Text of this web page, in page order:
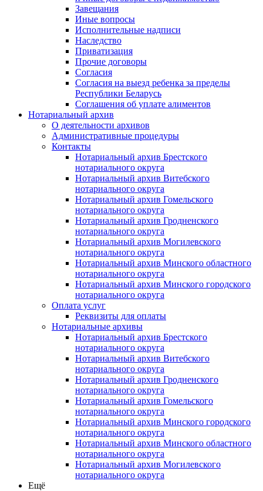
Завещания
Иные вопросы
Исполнительные надписи
Наследство
Приватизация
Прочие договоры
Согласия
Согласия на выезд ребенка за пределы
Республики Беларусь
Соглашения об уплате алиментов
Нотариальный архив
О деятельности архивов
Административные процедуры
Контакты
Нотариальный архив Брестского
нотариального округа
Нотариальный архив Витебского
нотариального округа
Нотариальный архив Гомельского
нотариального округа
Нотариальный архив Гродненского
нотариального округа
Нотариальный архив Могилевского
нотариального округа
Нотариальный архив Минского областного
нотариального округа
Нотариальный архив Минского городского
нотариального округа
Оплата услуг
Реквизиты для оплаты
Нотариальные архивы
Нотариальный архив Брестского
нотариального округа
Нотариальный архив Витебского
нотариального округа
Нотариальный архив Гродненского
нотариального округа
Нотариальный архив Гомельского
нотариального округа
Нотариальный архив Минского городского
нотариального округа
Нотариальный архив Минского областного
нотариального округа
Нотариальный архив Могилевского
нотариального округа
Ещё